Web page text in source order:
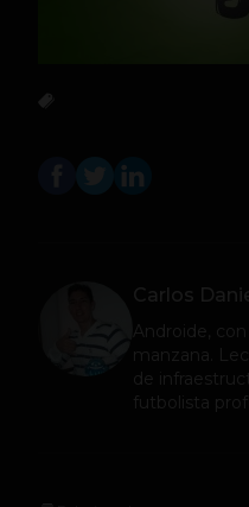
Carlos
Androide,
manzana.
de
futbolista